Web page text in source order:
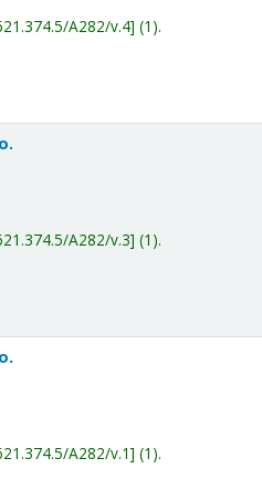
A282/v.4 (1).
A282/v.3 (1).
A282/v.1 (1).